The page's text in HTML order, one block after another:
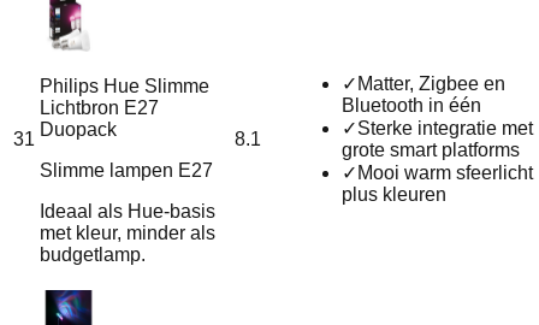
31
Philips Hue Slimme
Lichtbron E27
Duopack
Slimme lampen E27
Ideaal als Hue-basis
met kleur, minder als
budgetlamp.
8.1
✓ Matter, Zigbee en
Bluetooth in één
✓Sterke integratie met
grote smart platforms
✓ Mooi warm sfeerlicht
plus kleuren